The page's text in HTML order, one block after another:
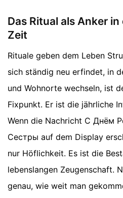
Das Ritual als Anker
Zeit
Rituale geben dem Leben
sich ständig neu erfindet, in
und Wohnorte wechseln, ist
Fixpunkt. Er ist die jährliche
Wenn die Nachricht С Днём
Сестры auf dem Display
nur Höflichkeit. Es ist die
lebenslangen Zeugenschaft.
genau, wie weit man